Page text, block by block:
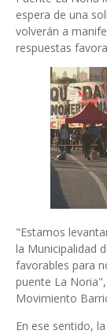
espera de una
volverán a
respuestas
"Estamos
la Municipalidad
favorables para
puente La
Movimiento
En ese sentido,